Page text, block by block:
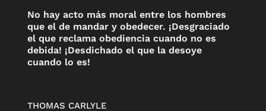
No hay acto más moral entre los hombres
que el de mandar y obedecer. ¡Desgraciado
el que reclama obediencia cuando no es
debida! ¡Desdichado el que la desoye
cuando lo es!
THOMAS CARLYLE